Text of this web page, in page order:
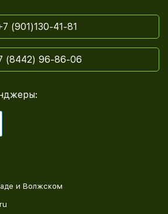
(901)130-41-81
(8442) 96-86-06
и Волжском